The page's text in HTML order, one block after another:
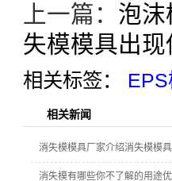
上一篇： 泡沫
失模模具出
相关标签：
相关新闻
消失模模具厂家介绍消失模模
消失模有哪些你不了解的用途